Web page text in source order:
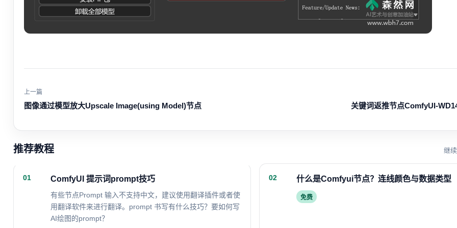
上一篇
图像通过模型放大Upscale Image(using Model)节点 关键词返推节点ComfyUI-
推荐教程 继
01 ComfyUI 提示词prompt技巧
有些节点Prompt 输入不支持中文，建议使用翻译插件或者使
用翻译软件来进行翻译。prompt 书写有什么技巧？要如何写
AI绘图的prompt？
02 什么是Comfyui节点？连线颜色与数据类型
免费